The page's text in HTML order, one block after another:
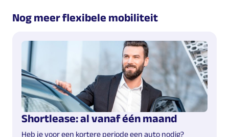
Nog meer flexibele mobiliteit
Shortlease: al vanaf één maand
Heb je voor een kortere periode een auto nodig?